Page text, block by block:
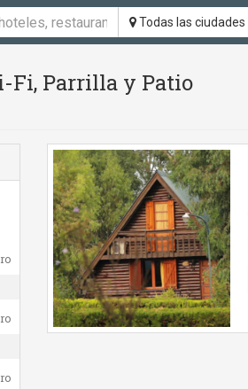
Todas las ciudades
Fi, Parrilla y Patio